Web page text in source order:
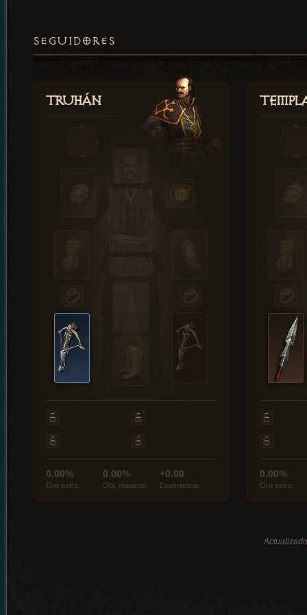
SEGUIDORES
Truhán
0.00%
Oro extra
0.00%
Obj. mágicos
+0.00
Experiencia
0.00%
Oro extra